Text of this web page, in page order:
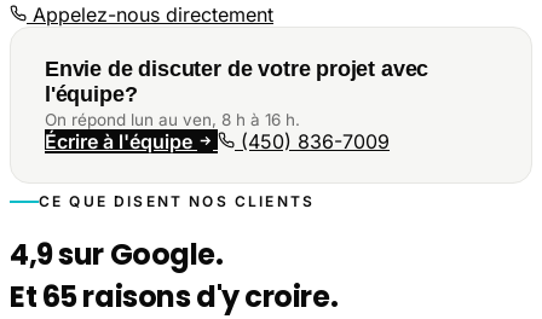
Appelez-nous directement
Envie de discuter de votre projet avec
l'équipe?
On répond lun au ven, 8 h à 16 h.
Écrire à l'équipe (450) 836-7009
CE QUE DISENT NOS CLIENTS
4,9 sur Google.
Et 65 raisons d'y croire.